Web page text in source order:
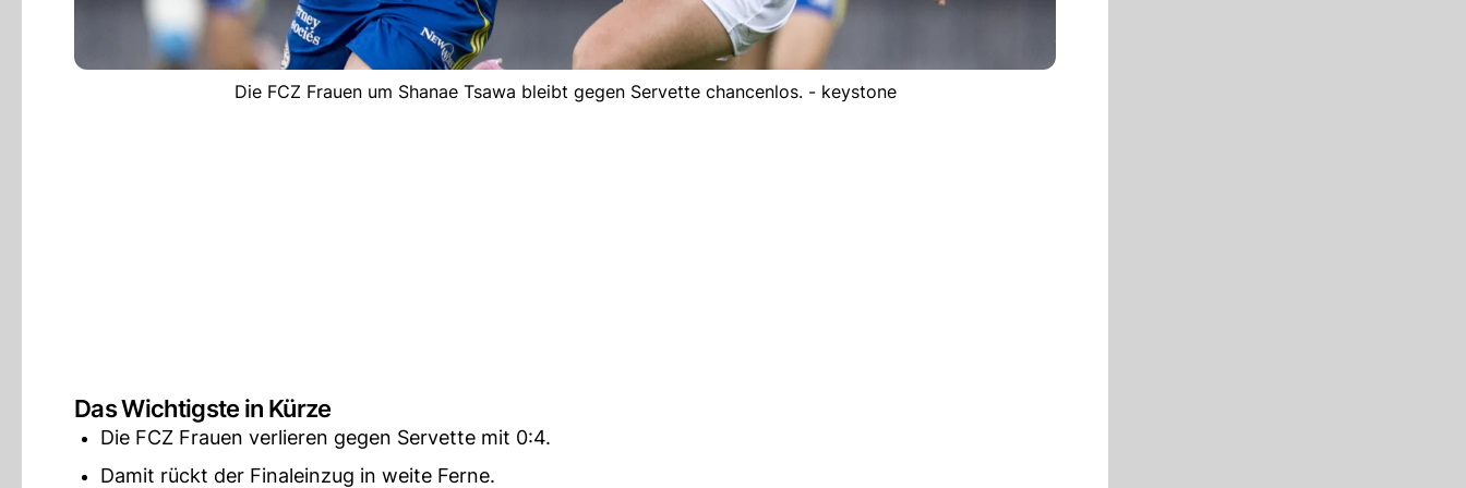
Die FCZ Frauen um Shanae Tsawa bleibt gegen Servette chancenlos. - keystone
Das Wichtigste in Kürze
Die FCZ Frauen verlieren gegen Servette mit 0:4.
Damit rückt der Finaleinzug in weite Ferne.